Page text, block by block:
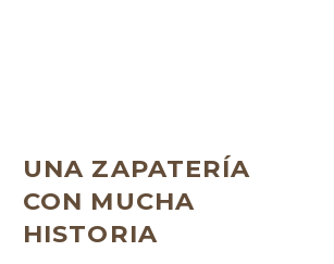
UNA ZAPATERÍA
CON MUCHA
HISTORIA